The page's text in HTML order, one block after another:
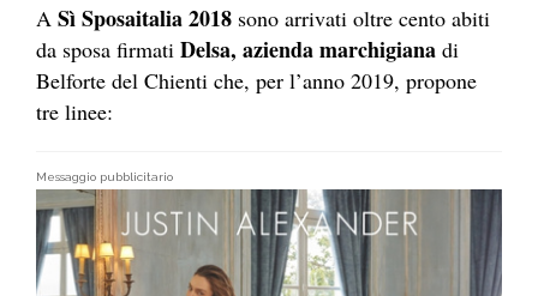
A Sì Sposaitalia 2018 sono arrivati oltre cento abiti
da sposa firmati Delsa, azienda marchigiana di
Belforte del Chienti che, per l’anno 2019, propone
tre linee:
Messaggio pubblicitario